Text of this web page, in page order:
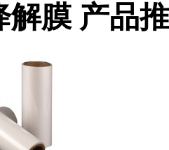
解膜 产品